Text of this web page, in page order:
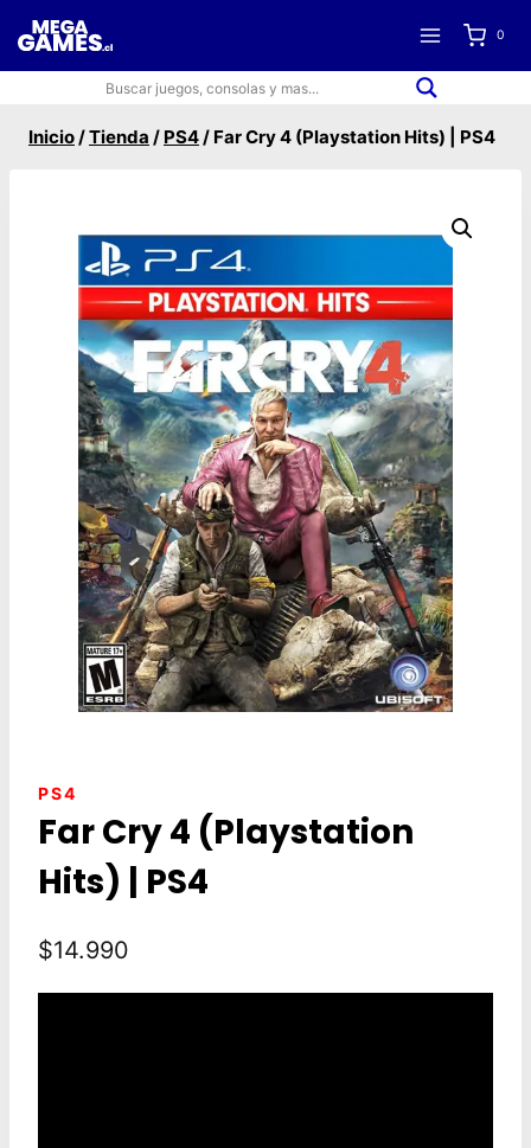
contenido
0
Inicio/Tienda / PS4/ Far Cry 4 (Playstation Hits) | PS4
PS4
Far Cry 4 (Playstation
Hits) | PS4
$14.990